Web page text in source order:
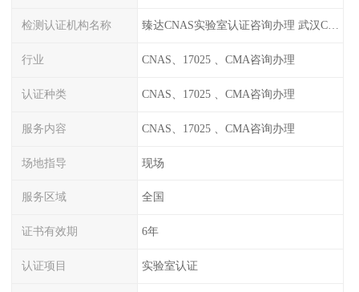
检测认证机构名称 臻达CNAS实验室认证咨询办理 武汉CNAS实验室认可办理
行业 CNAS、17025 、CMA咨询办理
认证种类 CNAS、17025 、CMA咨询办理
服务内容 CNAS、17025 、CMA咨询办理
场地指导 现场
服务区域 全国
证书有效期 6年
认证项目 实验室认证